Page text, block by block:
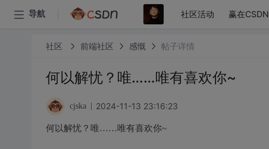
导航 社区活动 赢在CSDN
社区 前端社区 感慨 帖子详情
何以解忧？唯……唯有喜欢你~
cjska 2024-11-13 23:16:23
何以解忧？唯……唯有喜欢你~